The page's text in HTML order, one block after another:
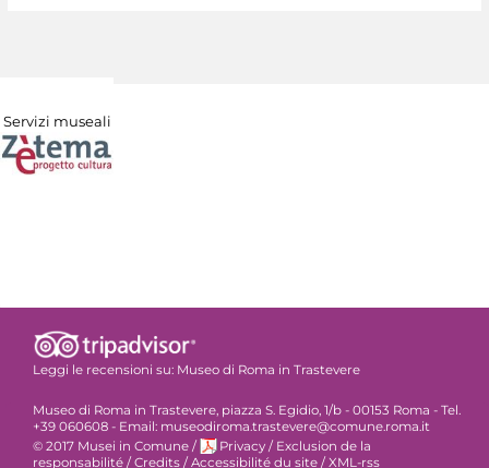
Servizi museali
Leggi le recensioni su: Museo di Roma in Trastevere
Museo di Roma in Trastevere, piazza S. Egidio, 1/b - 00153 Roma - Tel.
+39 060608 - Email: museodiroma.trastevere@comune.roma.it
© 2017 Musei in Comune / Privacy / Exclusion de la
responsabilité / Credits / Accessibilité du site / XML-rss